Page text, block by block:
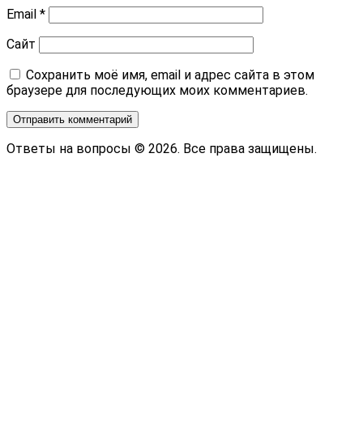
Email *
Сайт
Сохранить моё имя, email и адрес сайта в этом
браузере для последующих моих комментариев.
Ответы на вопросы © 2026. Все права защищены.